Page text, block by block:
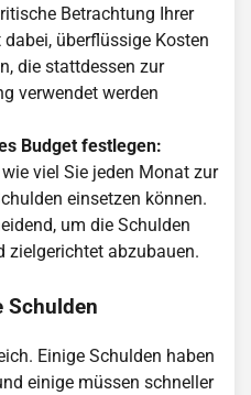
Betrachtung Ihrer
überflüssige Kosten
die stattdessen zur
verwendet werden
Budget festlegen:
wie viel Sie jeden Monat zur
einsetzen können.
um die Schulden
zielgerichtet abzubauen.
Schulden
Einige Schulden haben
einige müssen schneller